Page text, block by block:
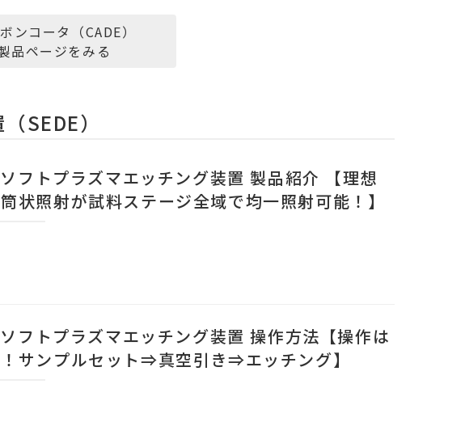
ンコータ（CADE）
品ページをみる
SEDE）
フトプラズマエッチング装置 製品紹介 【理想
状照射が試料ステージ全域で均一照射可能！】
フトプラズマエッチング装置 操作方法【操作は
サンプルセット⇒真空引き⇒エッチング】